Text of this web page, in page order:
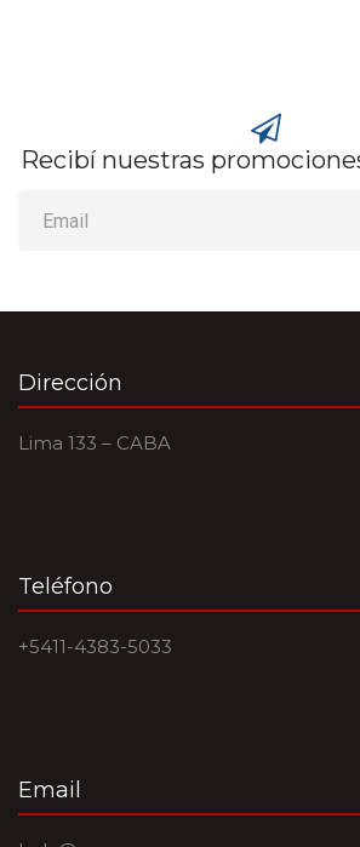
Recibí nuestras
Dirección
Lima 133 – CABA
Teléfono
+5411-4383-5033
Email